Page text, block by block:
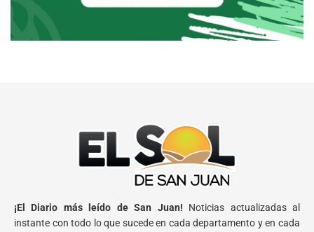
¡El Diario más leído de San Juan! Noticias actualizadas al
instante con todo lo que sucede en cada departamento y en cada